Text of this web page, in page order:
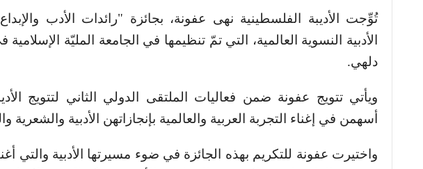
تُوِّجت الأديبة الفلسطينية نهى عفونة، بجائزة "رائدات الأدب
الأدبية النسوية العالمية، التي تمّ تنظيمها في الجامعة المليّة الإسلامية
دلهي.
ويأتي تتويج عفونة ضمن فعاليات الملتقى الدولي الثاني لتتويج
أسهمن في إغناء التجربة العربية والعالمية بإنجازاتهن الأدبية والشعرية
واختيرت عفونة للتكريم بهذه الجائزة في ضوء مسيرتها الأدبية والتي